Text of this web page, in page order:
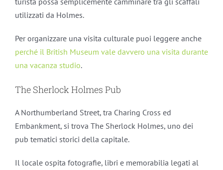
utilizzati da Holmes.
Per organizzare una visita culturale puoi leggere anche
perché il British Museum vale davvero una visita durante
una vacanza studio.
The Sherlock Holmes Pub
A Northumberland Street, tra Charing Cross ed
Embankment, si trova The Sherlock Holmes, uno dei
pub tematici storici della capitale.
Il locale ospita fotografie, libri e memorabilia legati al